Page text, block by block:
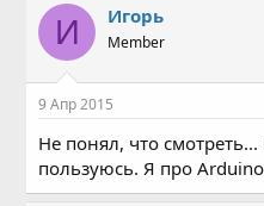
И Игорь
Member
9 Апр 2015
Не понял, что
пользуюсь. Я про